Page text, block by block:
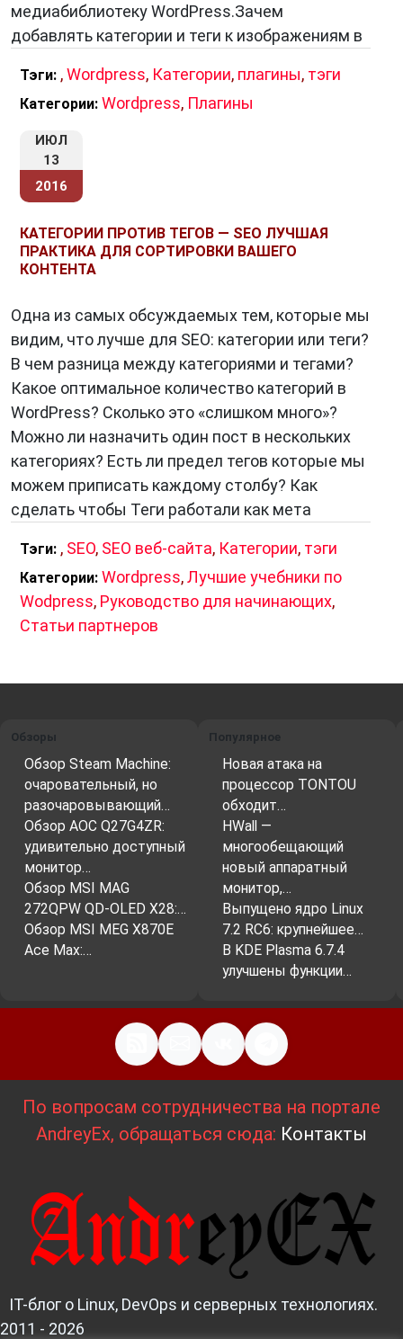
медиабиблиотеку WordPress.Зачем
добавлять категории и теги к изображениям в
Тэги: ,Wordpress, Категории, плагины, тэги
Категории: Wordpress, Плагины
ИЮЛ
13
2016
КАТЕГОРИИ ПРОТИВ ТЕГОВ — SEO ЛУЧШАЯ
ПРАКТИКА ДЛЯ СОРТИРОВКИ ВАШЕГО
КОНТЕНТА
Одна из самых обсуждаемых тем, которые мы
видим, что лучше для SEO: категории или теги?
В чем разница между категориями и тегами?
Какое оптимальное количество категорий в
WordPress? Сколько это «слишком много»?
Можно ли назначить один пост в нескольких
категориях? Есть ли предел тегов которые мы
можем приписать каждому столбу? Как
сделать чтобы Теги работали как мета
Тэги: , SEO, SEO веб-сайта, Категории, тэги
Категории: Wordpress,Лучшие учебники по
Wodpress, Руководство для начинающих,
Статьи партнеров
Обзоры
Обзор Steam Machine:
очаровательный, но
разочаровывающий…
Обзор AOC Q27G4ZR:
удивительно доступный
монитор…
Обзор MSI MAG
272QPW QD-OLED X28:…
Обзор MSI MEG X870E
Ace Max:…
Популярное
Новая атака на
процессор TONTOU
обходит…
HWall —
многообещающий
новый аппаратный
монитор,…
Выпущено ядро Linux
7.2 RC6: крупнейшее…
В KDE Plasma 6.7.4
улучшены функции…
По вопросам сотрудничества на портале
AndreyEx, обращаться сюда: Контакты
IT-блог о Linux, DevOps и серверных технологиях.
2011 - 2026